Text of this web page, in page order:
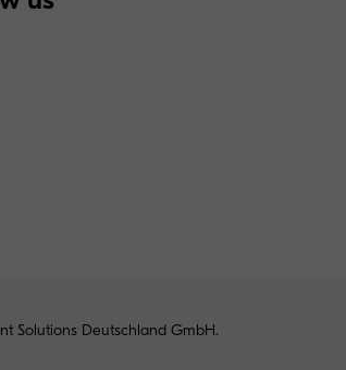
Solutions Deutschland GmbH.